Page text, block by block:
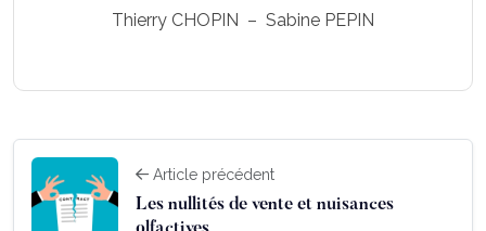
Thierry CHOPIN – Sabine PEPIN
Article précédent
Les nullités de vente et nuisances